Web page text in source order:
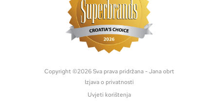
Copyright ©2026 Sva prava pridržana - Jana obrt
Izjava o privatnosti
Uvjeti korištenja